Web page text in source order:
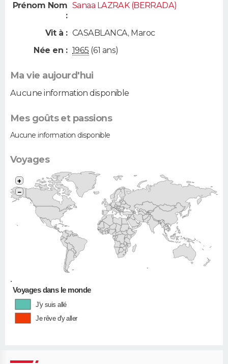
Prénom Nom
:
Sanaa LAZRAK (BERRADA)
Vit à : CASABLANCA, Maroc
Née en : 1965 (61 ans)
Ma vie aujourd'hui
Aucune information disponible
Mes goûts et passions
Aucune information disponible
Voyages
•
+
−
Voyages dans le monde
J'y suis allé
Je rêve d'y aller